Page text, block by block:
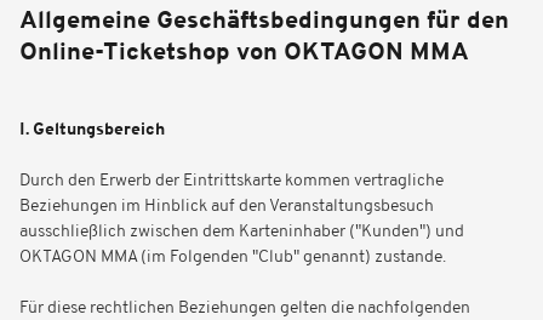
Allgemeine Geschäftsbedingungen für den
Online-Ticketshop von OKTAGON MMA
I. Geltungsbereich
Durch den Erwerb der Eintrittskarte kommen vertragliche
Beziehungen im Hinblick auf den Veranstaltungsbesuch
ausschließlich zwischen dem Karteninhaber ("Kunden") und
OKTAGON MMA (im Folgenden "Club" genannt) zustande.
Für diese rechtlichen Beziehungen gelten die nachfolgenden